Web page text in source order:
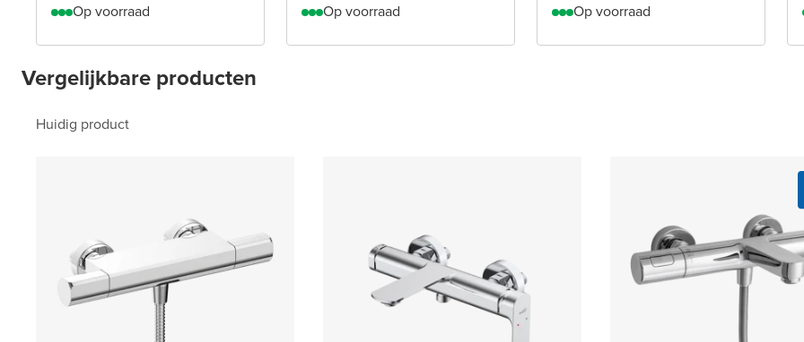
Op voorraad Op voorraad Op voorraad
Vergelijkbare producten
Huidig product